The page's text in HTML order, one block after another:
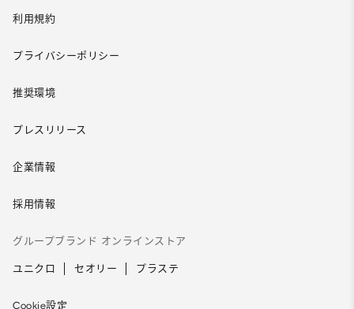
利用規約
プライバシーポリシー
推奨環境
プレスリリース
企業情報
採用情報
グループブランド オンラインストア
ユニクロ セオリー プラステ
Cookie設定